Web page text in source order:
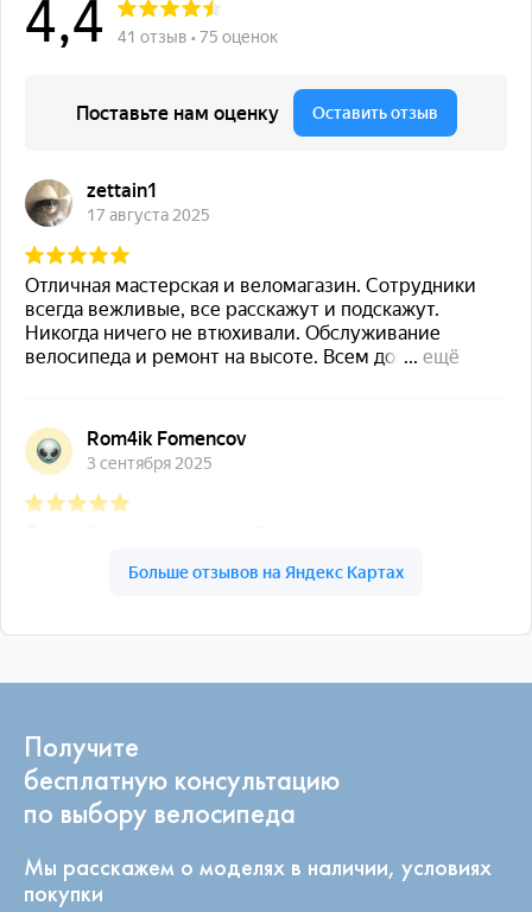
Получите
бесплатную консультацию
по выбору велосипеда
Мы расскажем о моделях в наличии, условиях
покупки